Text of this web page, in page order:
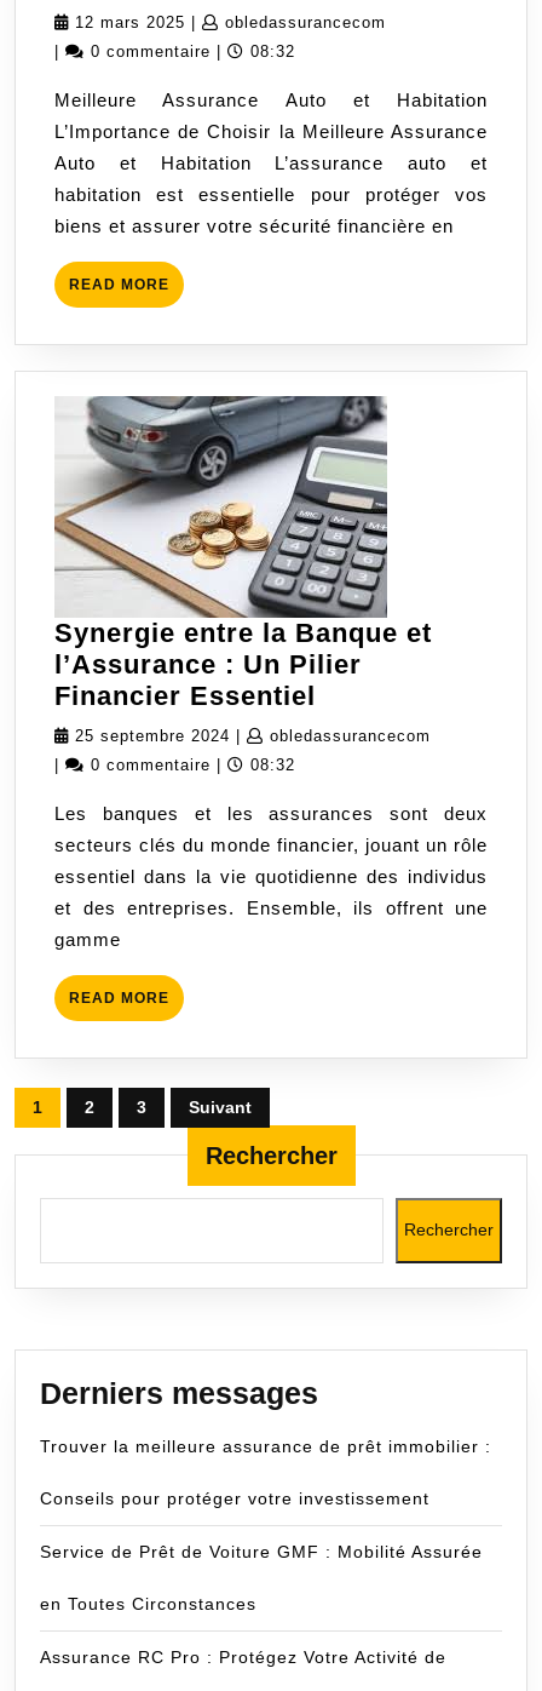
Auto
et
:
12 mars 2025 12
mars
obledassurancecom
0 commentaire 08:32
Meilleure Assurance Auto et Habitation
L’Importance de Choisir la Meilleure Assurance
Auto et Habitation L’assurance auto et
habitation est essentielle pour protéger vos
biens et assurer votre sécurité financière en
READ MORE READ
MORE
Synergie entre la Banque et
l’Assurance : Un Pilier
Financier Essentiel
entre
et
l’Assurance
:
Un
25 septembre 2024 25
septembre
obledassurancecom
0 commentaire 08:32
Les banques et les assurances sont deux
secteurs clés du monde financier, jouant un rôle
essentiel dans la vie quotidienne des individus
et des entreprises. Ensemble, ils offrent une
gamme
READ MORE READ
MORE
Pagination
des
1 2 3 Suivant
Rechercher
Rechercher
Derniers messages
Trouver la meilleure assurance de prêt immobilier :
Conseils pour protéger votre investissement
Service de Prêt de Voiture GMF : Mobilité Assurée
en Toutes Circonstances
Assurance RC Pro : Protégez Votre Activité de